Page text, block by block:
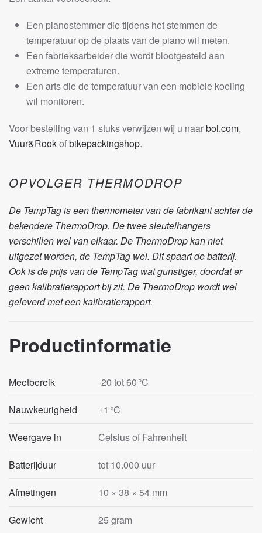
Een pianostemmer die tijdens het stemmen de
temperatuur op de plaats van de piano wil meten.
Een fabrieksarbeider die wordt blootgesteld aan
extreme temperaturen.
Een arts die de temperatuur van een mobiele koeling
wil monitoren.
Voor bestelling van 1 stuks verwijzen wij u naarbol.com,
Vuur&Rookofbikepackingshop.
OPVOLGER THERMODROP
De TempTag is een thermometer van de fabrikant achter de
bekendere ThermoDrop. De twee sleutelhangers
verschillen wel van elkaar. De ThermoDrop kan niet
uitgezet worden, de TempTag wel. Dit spaart de batterij.
Ook is de prijs van de TempTag wat gunstiger, doordat er
geen kalibratierapport bij zit. De ThermoDrop wordt wel
geleverd met een kalibratierapport.
Productinformatie
Meetbereik -20 tot 60 °C
Nauwkeurigheid ±1 °C
Weergave in Celsius of Fahrenheit
Batterijduur tot 10.000 uur
Afmetingen 10 × 38 × 54 mm
Gewicht 25 gram